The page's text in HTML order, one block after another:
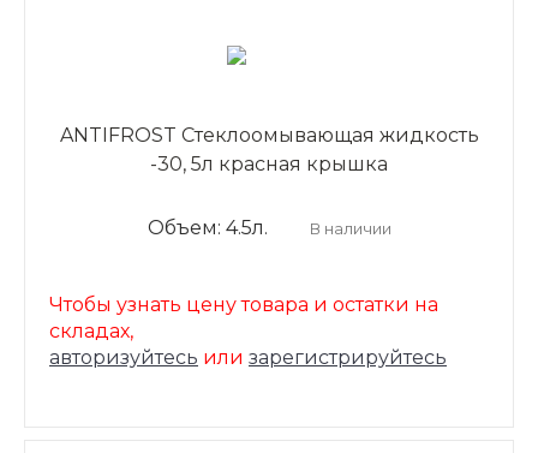
ANTIFROST Стеклоомывающая жидкость
-30, 5л красная крышка
Объем: 4.5л. В наличии
Чтобы узнать цену товара и остатки на
складах,
авторизуйтесь или зарегистрируйтесь